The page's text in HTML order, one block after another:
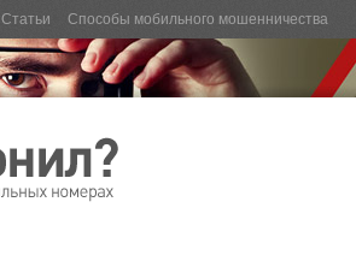
Статьи Способы мобильного мошенничества